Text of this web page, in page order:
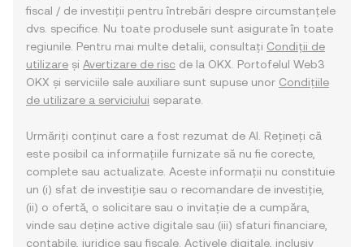
fiscal / de investiții pentru întrebări despre circumstanțele
dvs. specifice. Nu toate produsele sunt asigurate în toate
regiunile. Pentru mai multe detalii, consultați Condiții de
utilizare și Avertizare de risc de la OKX. Portofelul Web3
OKX și serviciile sale auxiliare sunt supuse unor Condițiile
de utilizare a serviciului separate.
Urmăriți conținut care a fost rezumat de AI. Rețineți că
este posibil ca informațiile furnizate să nu fie corecte,
complete sau actualizate. Aceste informații nu constituie
un (i) sfat de investiție sau o recomandare de investiție,
(ii) o ofertă, o solicitare sau o invitație de a cumpăra,
vinde sau deține active digitale sau (iii) sfaturi financiare,
contabile, juridice sau fiscale. Activele digitale, inclusiv